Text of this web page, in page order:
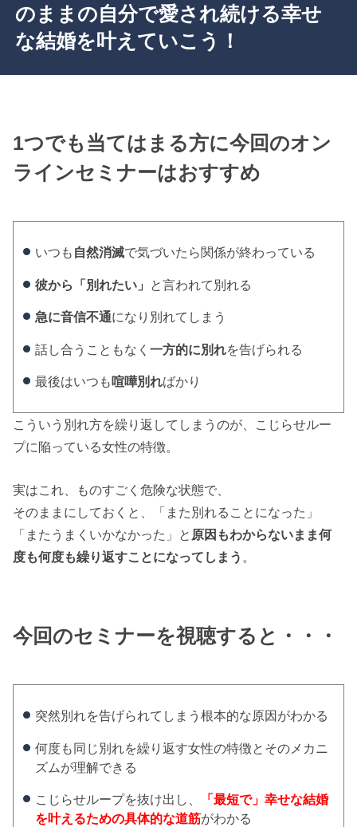
のままの自分で愛され続ける幸せ
な結婚を叶えていこう！
1つでも当てはまる方に今回のオン
ラインセミナーはおすすめ
いつも 自然消滅で気づいたら関係が終わっている
彼から「別れたい」 と言われて別れる
急に音信不通になり別れてしまう
話し合うこともなく 一方的に別れを告げられる
最後はいつも喧嘩別ればかり
こういう別れ方を繰り返してしまうのが、こじらせルー
プに陥っている女性の特徴。
実はこれ、ものすごく危険な状態で、
そのままにしておくと、「また別れることになった」
「またうまくいかなかった」と 原因もわからないまま何
度も何度も繰り返すことになってしまう 。
今回のセミナーを視聴すると・・・
突然別れを告げられてしまう根本的な原因がわかる
何度も同じ別れを繰り返す女性の特徴とそのメカニ
ズムが理解できる
こじらせループを抜け出し、
「最短で」幸せな結婚
を叶えるための具体的な道筋がわかる